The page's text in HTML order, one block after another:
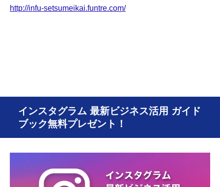
http://infu-setsumeikai.funtre.com/
インスタグラム 最新ビジネス活用 ガイド
ブック無料プレゼント！